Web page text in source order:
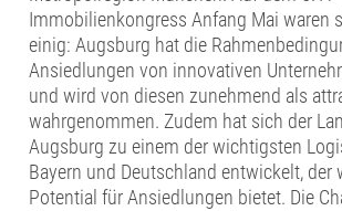
Immobilienkongress Anfang Mai waren
einig: Augsburg hat die
Ansiedlungen von innovativen
und wird von diesen zunehmend als
wahrgenommen. Zudem hat sich der
Augsburg zu einem der wichtigsten
Bayern und Deutschland entwickelt, der
Potential für Ansiedlungen bietet. Die